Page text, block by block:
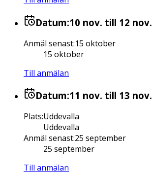
Datum:10 nov. till 12 nov.
Anmäl senast:15 oktober
15 oktober
Till anmälan
Datum:11 nov. till 13 nov.
Plats:Uddevalla
Uddevalla
Anmäl senast:25 september
25 september
Till anmälan